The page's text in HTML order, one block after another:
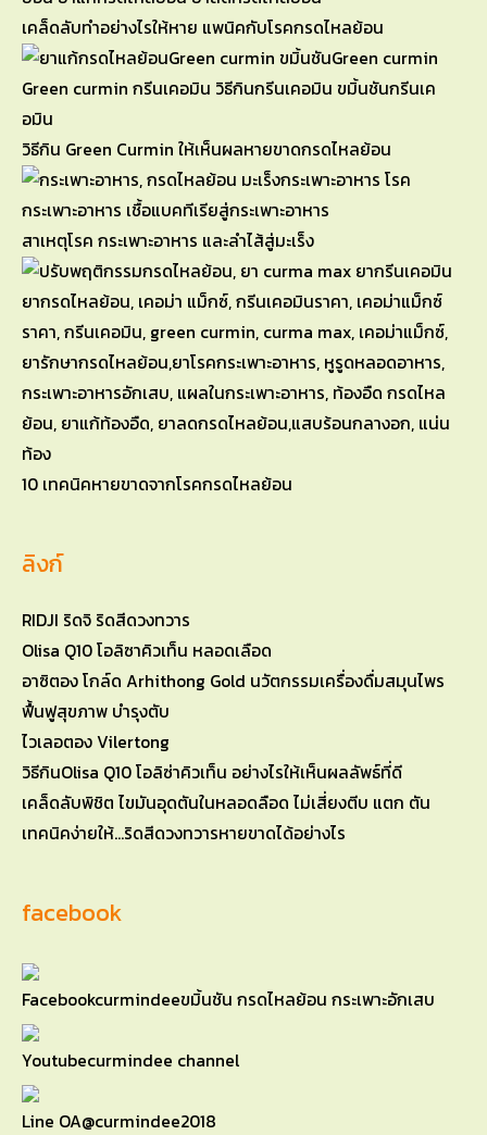
เคล็ดลับทำอย่างไรให้หาย แพนิคกับโรคกรดไหลย้อน
วิธีกิน Green Curmin ให้เห็นผลหายขาดกรดไหลย้อน
สาเหตุโรค กระเพาะอาหาร และลำไส้สู่มะเร็ง
10 เทคนิคหายขาดจากโรคกรดไหลย้อน
ลิงก์
RIDJI ริดจิ ริดสีดวงทวาร
Olisa Q10 โอลิซาคิวเท็น หลอดเลือด
อาซิตอง โกล์ด Arhithong Gold นวัตกรรมเครื่องดื่มสมุนไพร
ฟื้นฟูสุขภาพ บำรุงตับ
ไวเลอตอง Vilertong
วิธีกินOlisa Q10 โอลิซ่าคิวเท็น อย่างไรให้เห็นผลลัพธ์ที่ดี
เคล็ดลับพิชิต ไขมันอุดตันในหลอดลือด ไม่เสี่ยงตีบ แตก ตัน
เทคนิคง่ายให้…ริดสีดวงทวารหายขาดได้อย่างไร
facebook
Facebookcurmindeeขมิ้นชัน กรดไหลย้อน กระเพาะอักเสบ
Youtubecurmindee channel
Line OA@curmindee2018